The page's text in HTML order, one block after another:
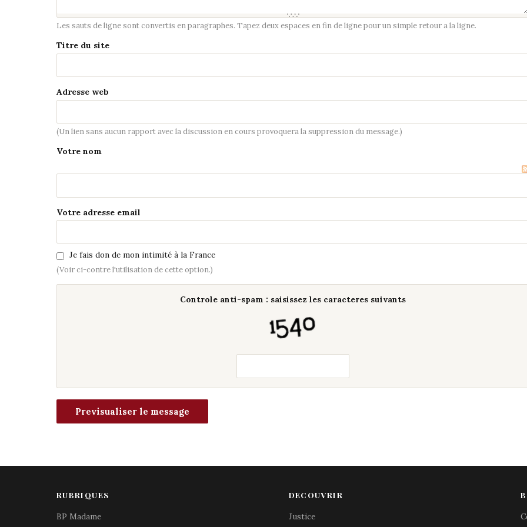
Les sauts de ligne sont convertis en paragraphes. Tapez deux espaces en fin de ligne pour un simple retour a la ligne.
Titre du site
Adresse web
(Un lien sans aucun rapport avec la discussion en cours provoquera la suppression du message.)
Votre nom
Votre adresse email
Je fais don de mon intimité à la France
(Voir ci-contre l'utilisation de cette option.)
Controle anti-spam : saisissez les caracteres suivants
RUBRIQUES
BP Madame
DECOUVRIR
Justice